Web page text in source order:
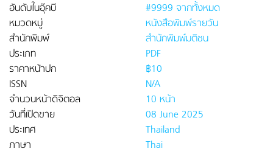
อันดับในอุ๊คบี
#9999 จากทั้งหมด
หมวดหมู่
หนังสือพิมพ์รายวัน
สำนักพิมพ์
สำนักพิมพ์มติชน
ประเภท
PDF
ราคาหน้าปก
฿10
ISSN
N/A
จำนวนหน้าดิจิตอล
10 หน้า
วันที่เปิดขาย
08 June 2025
ประเทศ
Thailand
ภาษา
Thai